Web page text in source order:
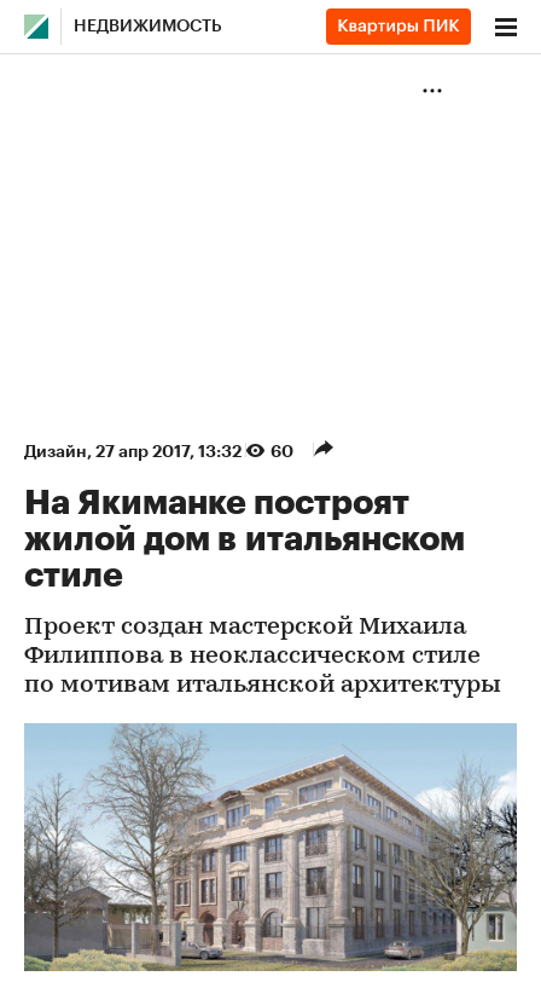
НЕДВИЖИМОСТЬ
Дизайн⁠, 27 апр 2017, 13:32 60
На Якиманке построят
жилой дом в итальянском
стиле
Проект создан мастерской Михаила
Филиппова в неоклассическом стиле
по мотивам итальянской архитектуры